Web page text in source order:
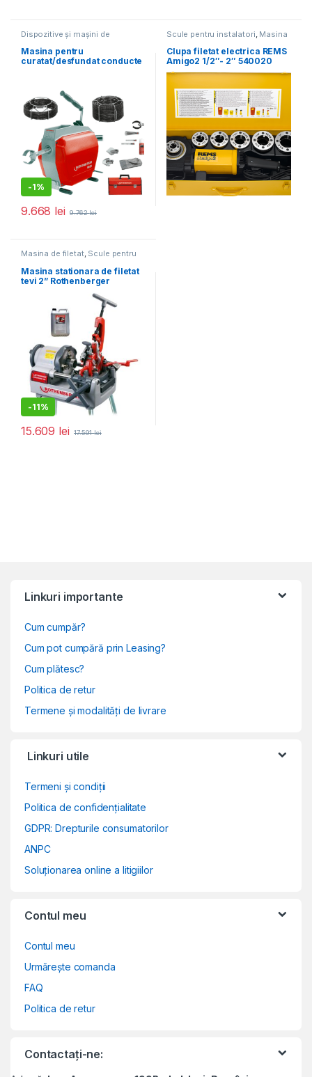
Dispozitive și mașini de
desfundat țevi Scule pentru
instalatori
Masina pentru
curatat/desfundat conducte
-1%
9.668 lei 9.762lei
Scule pentru instalatori Masina
de filetat
Clupa filetat electrica REMS
Amigo2 1/2″- 2″ 540020
Masina de filetat, Scule pentru
Masina stationara de filetat
tevi 2” Rothenberger
-11%
15.609 lei 17.591lei
Linkuri importante
Cum cumpăr?
Cum pot cumpără prin Leasing?
Cum plătesc?
Politica de retur
Termene și modalități de livrare
Linkuri utile
Termeni și condiții
Politica de confidențialitate
GDPR: Drepturile consumatorilor
ANPC
Soluționarea online a litigiilor
Contul meu
Contul meu
Urmărește comanda
FAQ
Politica de retur
Contactați-ne: